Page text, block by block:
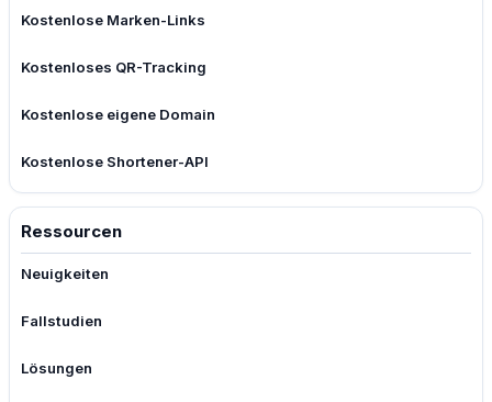
Kostenlose Marken-Links
Kostenloses QR-Tracking
Kostenlose eigene Domain
Kostenlose Shortener-API
Ressourcen
Neuigkeiten
Fallstudien
Lösungen